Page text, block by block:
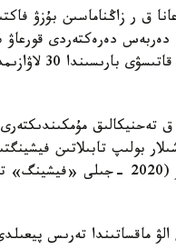
ق ر زاڭناماسىن بۇزۋ
دەربەس دەرەكتەردى
ەسكەرتۋ ءىس-
مۇمكىندىكتەرى
بولىپ تابىلاتىن
الۋ ماقساتىندا تەرىس